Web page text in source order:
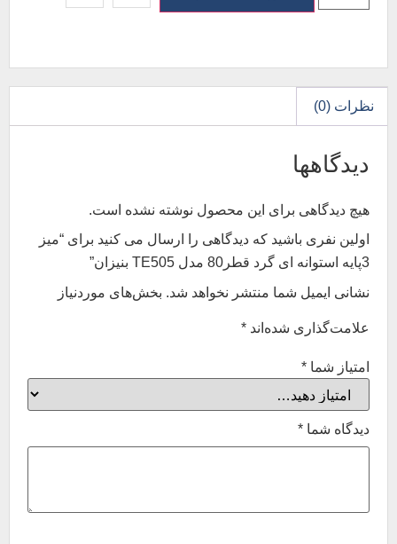
نظرات (0)
دیدگاهها
هیچ دیدگاهی برای این محصول نوشته نشده است.
اولین نفری باشید که دیدگاهی را ارسال می کنید برای “میز
3پایه استوانه ای گرد قطر80 مدل TE505 بنیزان”
نشانی ایمیل شما منتشر نخواهد شد. بخش‌های موردنیاز
علامت‌گذاری شده‌اند*
امتیاز شما*
دیدگاه شما*